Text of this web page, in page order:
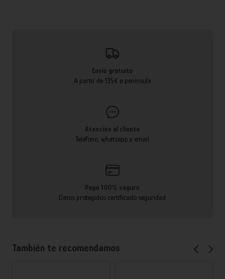
Envío gratuito
A partir de 135€ a península
Atención al cliente
Teléfono, whatsapp y email
Pago 100% seguro
Datos protegidos certificado seguridad
También te recomendamos